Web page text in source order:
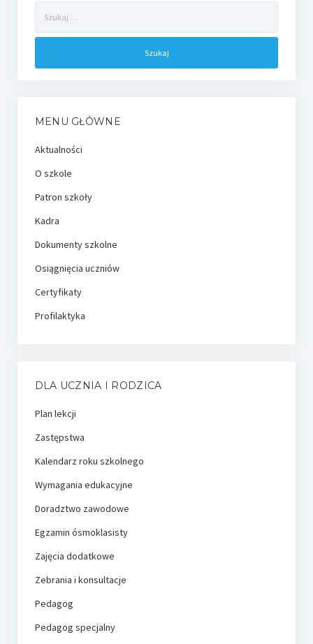
MENU GŁÓWNE
Aktualności
O szkole
Patron szkoły
Kadra
Dokumenty szkolne
Osiągnięcia uczniów
Certyfikaty
Profilaktyka
DLA UCZNIA I RODZICA
Plan lekcji
Zastępstwa
Kalendarz roku szkolnego
Wymagania edukacyjne
Doradztwo zawodowe
Egzamin ósmoklasisty
Zajęcia dodatkowe
Zebrania i konsultacje
Pedagog
Pedagog specjalny